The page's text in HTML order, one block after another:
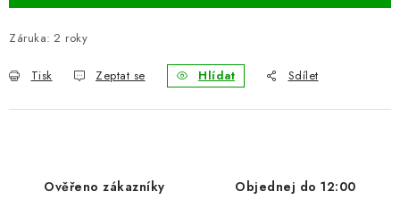
Záruka: 2 roky
Tisk Zeptat se Hlídat Sdílet
Ověřeno zákazníky Objednej do 12:00